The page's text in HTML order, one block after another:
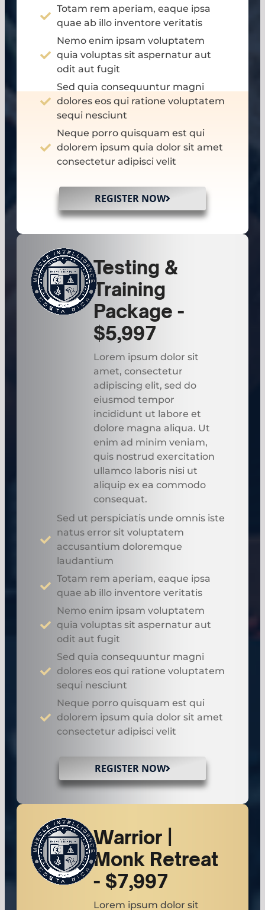
Totam rem aperiam, eaque ipsa
quae ab illo inventore veritatis
Nemo enim ipsam voluptatem
quia voluptas sit aspernatur aut
odit aut fugit
Sed quia consequuntur magni
dolores eos qui ratione voluptatem
sequi nesciunt
Neque porro quisquam est qui
dolorem ipsum quia dolor sit amet
consectetur adipisci velit
REGISTER NOW
Testing &
Training
Package -
$5,997
Lorem ipsum dolor sit
amet, consectetur
adipiscing elit, sed do
eiusmod tempor
incididunt ut labore et
dolore magna aliqua. Ut
enim ad minim veniam,
quis nostrud exercitation
ullamco laboris nisi ut
aliquip ex ea commodo
consequat.
Sed ut perspiciatis unde omnis iste
natus error sit voluptatem
accusantium doloremque
laudantium
Totam rem aperiam, eaque ipsa
quae ab illo inventore veritatis
Nemo enim ipsam voluptatem
quia voluptas sit aspernatur aut
odit aut fugit
Sed quia consequuntur magni
dolores eos qui ratione voluptatem
sequi nesciunt
Neque porro quisquam est qui
dolorem ipsum quia dolor sit amet
consectetur adipisci velit
REGISTER NOW
Warrior |
Monk Retreat
- $7,997
Lorem ipsum dolor sit